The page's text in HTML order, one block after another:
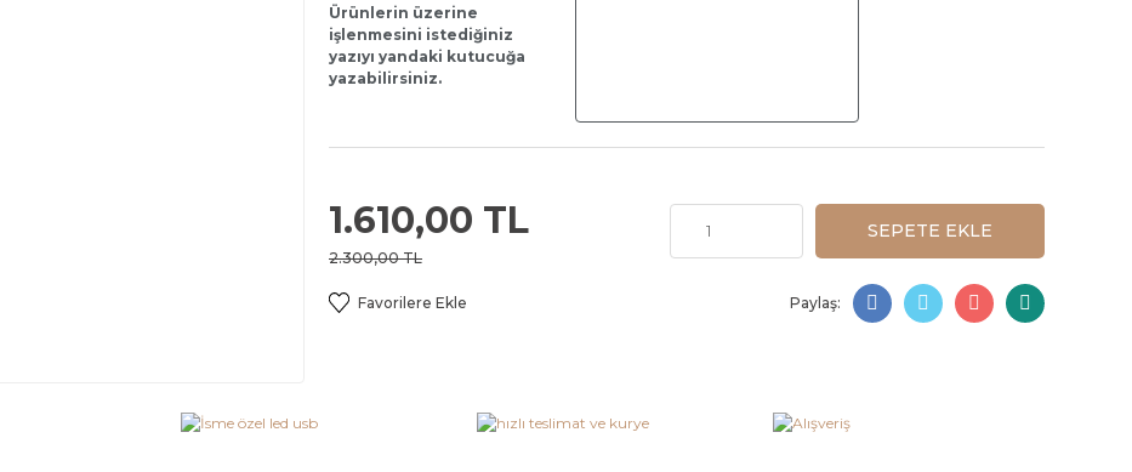
Ürünlerin üzerine
işlenmesini istediğiniz
yazıyı yandaki kutucuğa
yazabilirsiniz.
1.610,00 TL
2.300,00 TL
SEPETE EKLE
Paylaş: